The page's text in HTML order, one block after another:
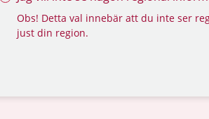
Obs! Detta val innebär att du inte ser
just din region.